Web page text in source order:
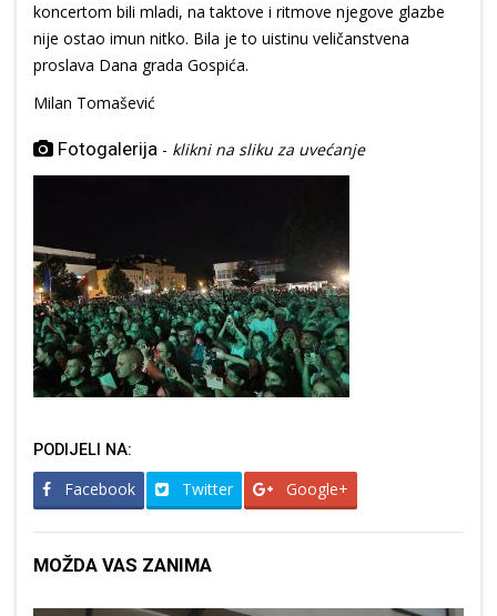
koncertom bili mladi, na taktove i ritmove njegove glazbe
nije ostao imun nitko. Bila je to uistinu veličanstvena
proslava Dana grada Gospića.
Milan Tomašević
Fotogalerija - klikni na sliku za uvećanje
PODIJELI NA:
Facebook Twitter Google+
MOŽDA VAS ZANIMA